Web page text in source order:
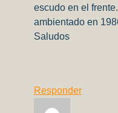
escudo en el
ambientado en
Saludos
Responder